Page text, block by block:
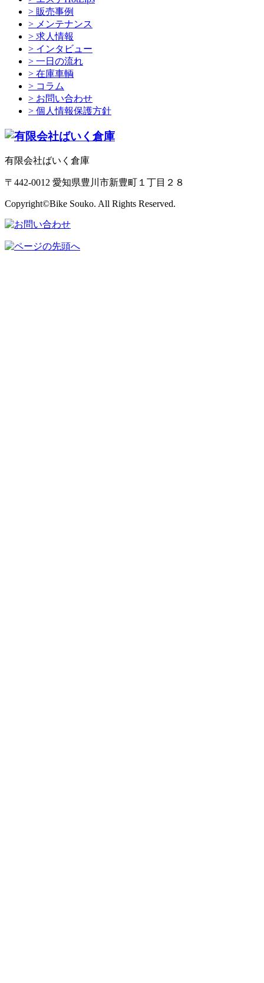
> 販売事例
> メンテナンス
> 求人情報
> インタビュー
> 一日の流れ
> 在庫車輌
> コラム
> お問い合わせ
> 個人情報保護方針
有限会社ばいく倉庫
〒442-0012 愛知県豊川市新豊町１丁目２８
Copyright©Bike Souko. All Rights Reserved.